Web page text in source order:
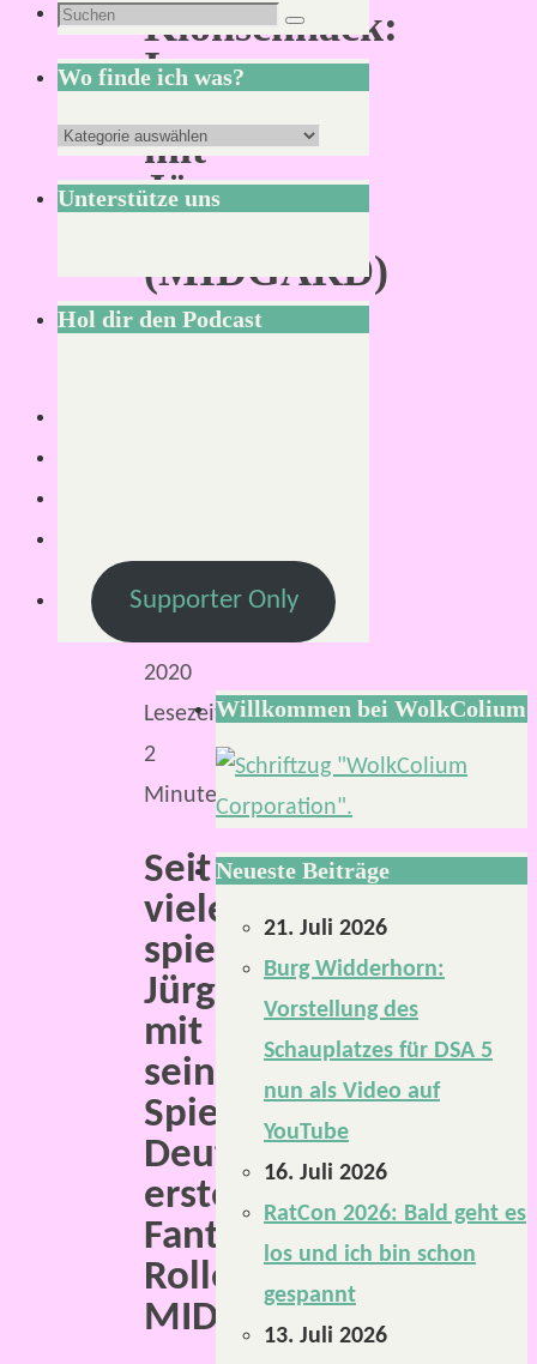
Klönschnack:
Im
Gespräch
mit
Jürgen
(MIDGARD)
11.
2020
Lesezeit:
2
Minuten
Seit
vielen
spielt
Jürgen
mit
seiner
Spielgruppe
Deutschlands
erstes
Fantasy-
Rollenspiel,
MIDGARD.
Suchen
nach:
Suchen
Wo finde ich was?
Wo
finde
ich
Unterstütze uns
Hol dir den Podcast
Supporter Only
Willkommen bei WolkColium
Neueste Beiträge
21. Juli 2026
Burg Widderhorn:
Vorstellung des
Schauplatzes für DSA 5
nun als Video auf
YouTube
16. Juli 2026
RatCon 2026: Bald geht es
los und ich bin schon
gespannt
13. Juli 2026